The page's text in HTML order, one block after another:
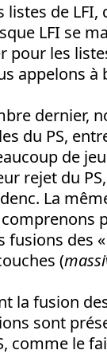
listes de
LFI se
pour les
appelons
dernier,
du PS,
de
rejet du
La
des
(
la fusion
sont
comme le